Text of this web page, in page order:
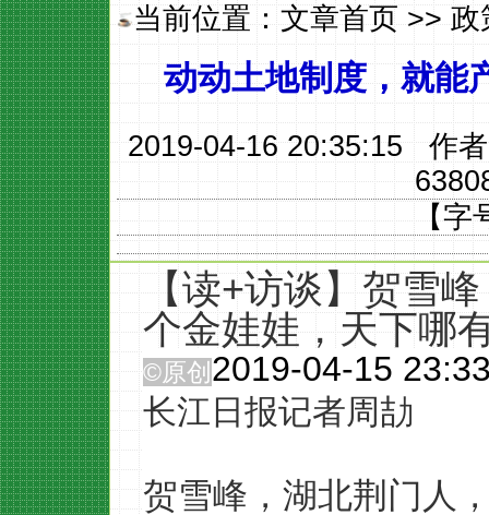
当前位置：文章首页>>政
动动土地制度，就能
2019-04-16 20:35:15 作
【字
【读+访谈】贺雪
个金娃娃，天下哪
©原创 2019-04-15
长江日报记者周劼
贺雪峰，湖北荆门人